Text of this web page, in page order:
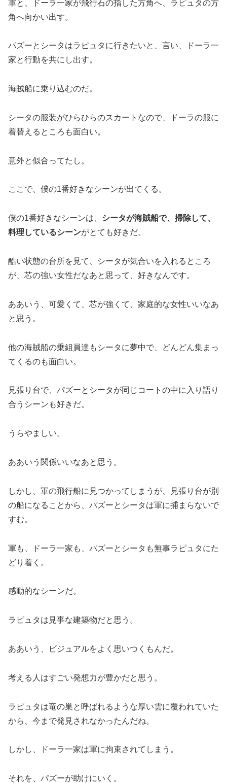
軍と、ドーラ一家が飛行石の指した方角へ、ラピュタの方
角へ向かい出す。
パズーとシータはラピュタに行きたいと、言い、ドーラ一
家と行動を共にし出す。
海賊船に乗り込むのだ。
シータの服装がひらひらのスカートなので、ドーラの服に
着替えるところも面白い。
意外と似合ってたし。
ここで、僕の1番好きなシーンが出てくる。
僕の1番好きなシーンは、 シータが海賊船で、掃除して、
料理しているシーンがとても好きだ。
酷い状態の台所を見て、シータが気合いを入れるところ
が、芯の強い女性だなあと思って、好きなんです。
ああいう、可愛くて、芯が強くて、家庭的な女性いいなあ
と思う。
他の海賊船の乗組員達もシータに夢中で、どんどん集まっ
てくるのも面白い。
見張り台で、パズーとシータが同じコートの中に入り語り
合うシーンも好きだ。
うらやましい。
ああいう関係いいなあと思う。
しかし、軍の飛行船に見つかってしまうが、見張り台が別
の船になることから、パズーとシータは軍に捕まらないで
すむ。
軍も、ドーラ一家も、パズーとシータも無事ラピュタにた
どり着く。
感動的なシーンだ。
ラピュタは見事な建築物だと思う。
ああいう、ビジュアルをよく思いつくもんだ。
考える人はすごい発想力が豊かだと思う。
ラピュタは竜の巣と呼ばれるような厚い雲に覆われていた
から、今まで発見されなかったんだね。
しかし、ドーラ一家は軍に拘束されてしまう。
それを、パズーが助けにいく。